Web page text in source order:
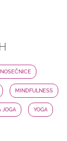
MINDFULNESS
JOGA YOGA